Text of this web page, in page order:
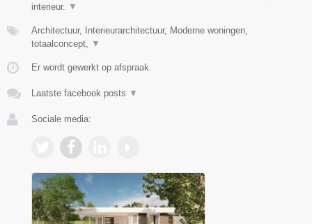
interieur.
▼
Architectuur, Interieurarchitectuur, Moderne woningen,
totaalconcept,
▼
Er wordt gewerkt op afspraak.
Laatste facebook posts ▼
Sociale media: